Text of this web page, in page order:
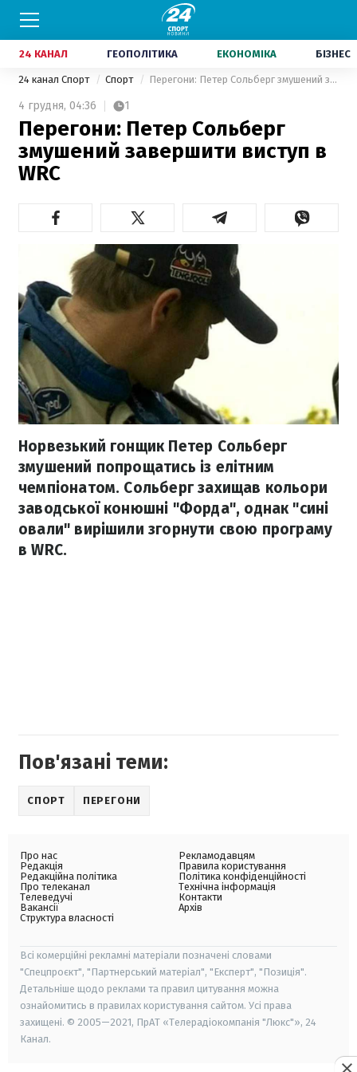
24 КАНАЛ ГЕОПОЛІТИКА ЕКОНОМІКА БІЗНЕС
24 канал Спорт Спорт Перегони: Петер Сольберг змушений завершити виступ в WRC
4 грудня, 04:36 1
Перегони: Петер Сольберг
змушений завершити виступ в
WRC
Норвезький гонщик Петер Сольберг
змушений попрощатись із елітним
чемпіонатом. Сольберг захищав кольори
заводської конюшні "Форда", однак "сині
овали" вирішили згорнути свою програму
в WRC.
Пов'язані теми:
СПОРТ ПЕРЕГОНИ
Про нас
Редакція
Редакційна політика
Про телеканал
Телеведучі
Вакансії
Структура власності
Рекламодавцям
Правила користування
Політика конфіденційності
Технічна інформація
Контакти
Архів
Всі комерційні рекламні матеріали позначені словами
"Спецпроєкт", "Партнерський матеріал", "Експерт", "Позиція".
Детальніше щодо реклами та правил цитування можна
ознайомитись в правилах користування сайтом. Усі права
захищені. © 2005—2021, ПрАТ «Телерадіокомпанія "Люкс"», 24
Канал.